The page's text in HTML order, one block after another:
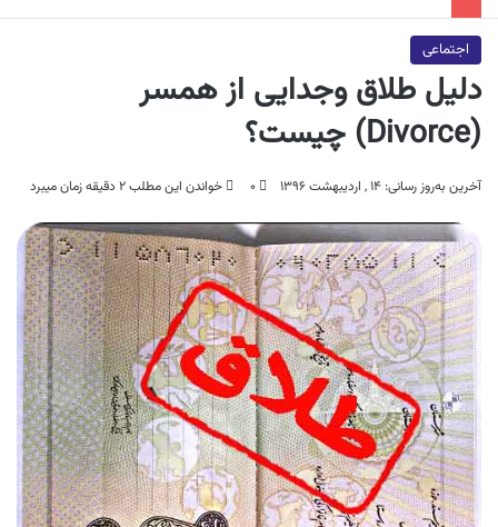
اجتماعی
دلیل طلاق وجدایی از همسر
(Divorce) چیست؟
آخرین به‌روز رسانی: ۱۴ , اردیبهشت ۱۳۹۶ ۰ خواندن این مطلب ۲ دقیقه زمان میبرد